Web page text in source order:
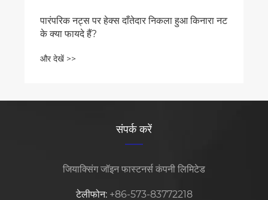
पर हेक्स दाँतेदार निकला हुआ किनारा नट
संपर्क करें
जियाक्सिंग जॉइन फास्टनर्स कंपनी लिमिटेड
टेलीफोन: +86-573-83772218